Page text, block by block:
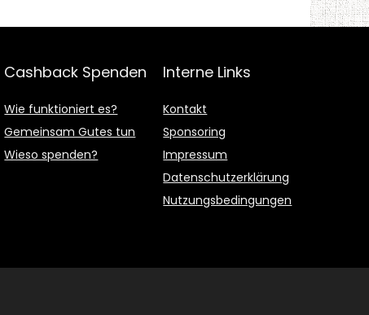
Cashback Spenden
Wie funktioniert es?
Gemeinsam Gutes tun
Wieso spenden?
Interne Links
Kontakt
Sponsoring
Impressum
Datenschutzerklärung
Nutzungsbedingungen